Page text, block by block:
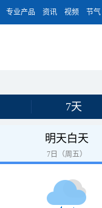
专业产品 资讯 视频 节气
7天
明天白天
7日（周五）